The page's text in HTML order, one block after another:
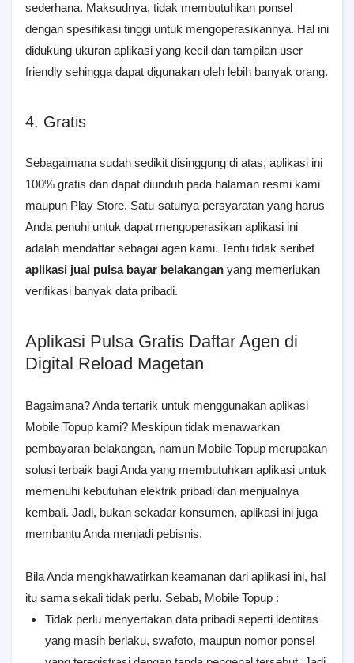
sederhana. Maksudnya, tidak membutuhkan ponsel
dengan spesifikasi tinggi untuk mengoperasikannya. Hal ini
didukung ukuran aplikasi yang kecil dan tampilan user
friendly sehingga dapat digunakan oleh lebih banyak orang.
4. Gratis
Sebagaimana sudah sedikit disinggung di atas, aplikasi ini
100% gratis dan dapat diunduh pada halaman resmi kami
maupun Play Store. Satu-satunya persyaratan yang harus
Anda penuhi untuk dapat mengoperasikan aplikasi ini
adalah mendaftar sebagai agen kami. Tentu tidak seribet
aplikasi jual pulsa bayar belakangan yang memerlukan
verifikasi banyak data pribadi.
Aplikasi Pulsa Gratis Daftar Agen di
Digital Reload Magetan
Bagaimana? Anda tertarik untuk menggunakan aplikasi
Mobile Topup kami? Meskipun tidak menawarkan
pembayaran belakangan, namun Mobile Topup merupakan
solusi terbaik bagi Anda yang membutuhkan aplikasi untuk
memenuhi kebutuhan elektrik pribadi dan menjualnya
kembali. Jadi, bukan sekadar konsumen, aplikasi ini juga
membantu Anda menjadi pebisnis.
Bila Anda mengkhawatirkan keamanan dari aplikasi ini, hal
itu sama sekali tidak perlu. Sebab, Mobile Topup :
Tidak perlu menyertakan data pribadi seperti identitas
yang masih berlaku, swafoto, maupun nomor ponsel